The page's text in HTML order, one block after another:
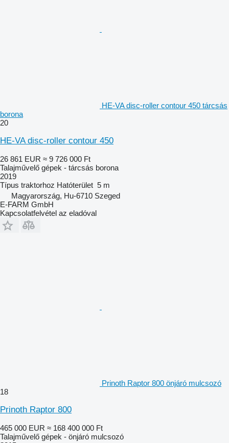
HE-VA disc-roller contour 450 tárcsás
borona
20
HE-VA disc-roller contour 450
26 861 EUR ≈ 9 726 000 Ft
Talajművelő gépek - tárcsás borona
2019
Típus traktorhoz Hatóterület 5 m
Magyarország, Hu-6710 Szeged
E-FARM GmbH
Kapcsolatfelvétel az eladóval
Prinoth Raptor 800 önjáró mulcsozó
18
Prinoth Raptor 800
465 000 EUR ≈ 168 400 000 Ft
Talajművelő gépek - önjáró mulcsozó